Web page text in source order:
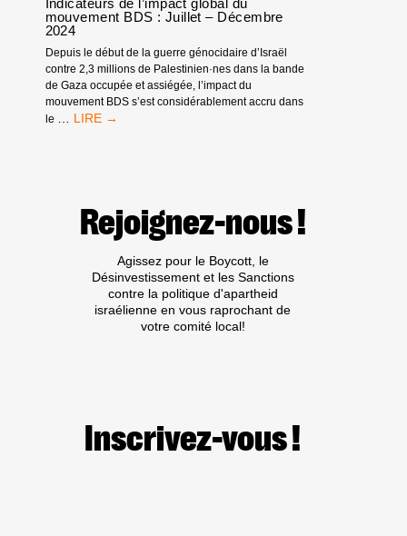
CONFIRMENT
LES
ÉTATS
CÔTIERS
ET
« ÉTATS
DU
ONT
L’OBLIGATION
DE
CESSER
DE
ILLÉGAUX
Indicateurs de l’impact global du
mouvement BDS : Juillet – Décembre
2024
Depuis le début de la guerre génocidaire d’Israël
contre 2,3 millions de Palestinien·nes dans la bande
de Gaza occupée et assiégée, l’impact du
mouvement BDS s’est considérablement accru dans
le
INDICATEURS
BDS
DÉCEMBRE
Rejoignez-nous !
Agissez pour le Boycott, le
Désinvestissement et les Sanctions
contre la politique d'apartheid
israélienne en vous raprochant de
votre comité local!
Inscrivez-vous !